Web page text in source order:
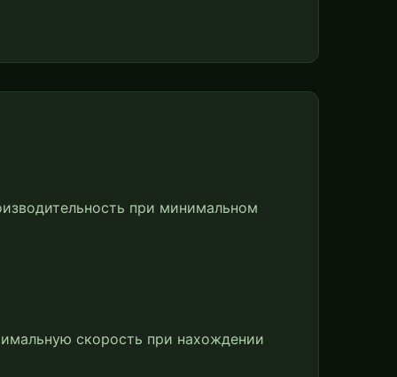
при минимальном
скорость при нахождении